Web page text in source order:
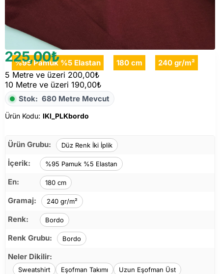
%95 Pamuk %5 Elastan 180 cm 240 gr/m²
225,00₺
5 Metre ve üzeri 200,00₺
10 Metre ve üzeri 190,00₺
Stok: 680 Metre Mevcut
Ürün Kodu: IKI_PLKbordo
Ürün Grubu: Düz Renk İki İplik
İçerik: %95 Pamuk %5 Elastan
En: 180 cm
Gramaj: 240 gr/m²
Renk: Bordo
Renk Grubu: Bordo
Neler Dikilir:
Sweatshirt Eşofman Takımı
Uzun Eşofman Üst